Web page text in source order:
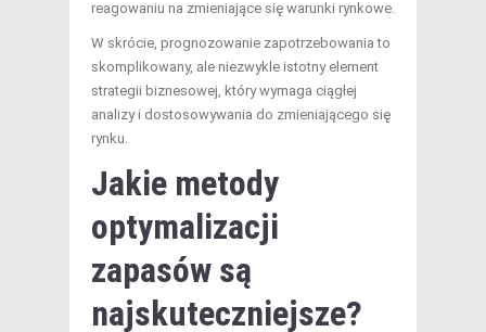
reagowaniu na zmieniające się warunki rynkowe.
W skrócie, prognozowanie zapotrzebowania to
skomplikowany, ale niezwykle istotny element
strategii biznesowej, który wymaga ciągłej
analizy i dostosowywania do zmieniającego się
rynku.
Jakie metody
optymalizacji
zapasów są
najskuteczniejsze?